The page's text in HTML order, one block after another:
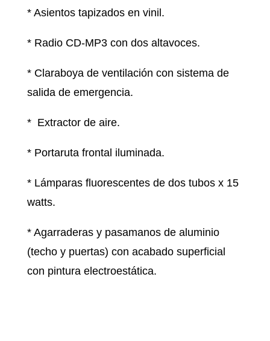
* Asientos tapizados en vinil.
* Radio CD-MP3 con dos altavoces.
* Claraboya de ventilación con sistema de
salida de emergencia.
* Extractor de aire.
* Portaruta frontal iluminada.
* Lámparas fluorescentes de dos tubos x 15
watts.
* Agarraderas y pasamanos de aluminio
(techo y puertas) con acabado superficial
con pintura electroestática.